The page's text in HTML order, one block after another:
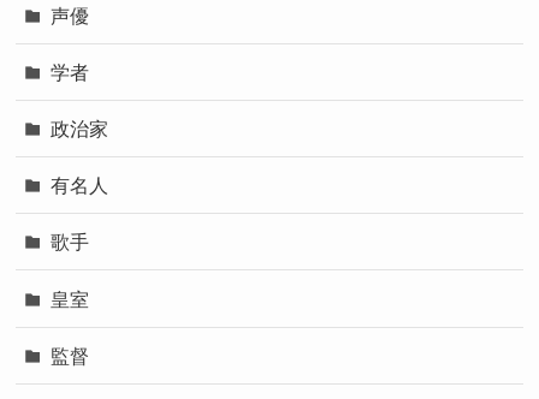
声優
学者
政治家
有名人
歌手
皇室
監督